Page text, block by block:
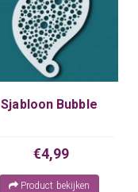
Sjabloon Bubble
€4,99
Product bekijken